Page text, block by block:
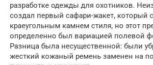
разработке одежды для охотников.
создал первый сафари-жакет, который
краеугольным камнем стиля, но этот
определенно был вариацией полевой
Разница была несущественной: были
жесткий кожаный ремень заменен на